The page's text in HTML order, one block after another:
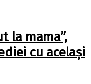
la mama”,
cu același